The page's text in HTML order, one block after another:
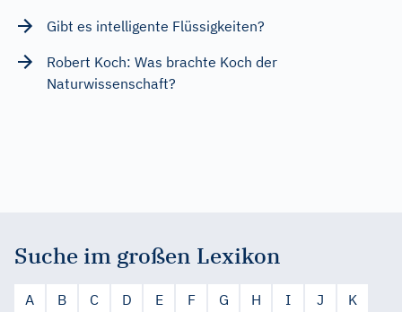
Gibt es intelligente Flüssigkeiten?
Robert Koch: Was brachte Koch der
Naturwissenschaft?
Suche im großen Lexikon
A B C D E F G H I J
K